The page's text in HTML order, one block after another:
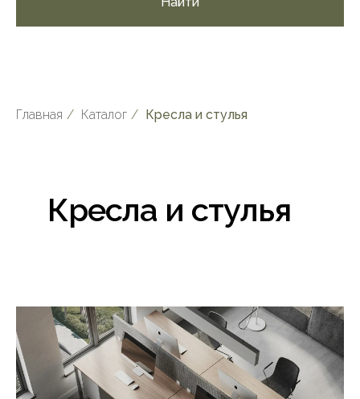
Главная / Каталог / Кресла и стулья
Кресла и стулья